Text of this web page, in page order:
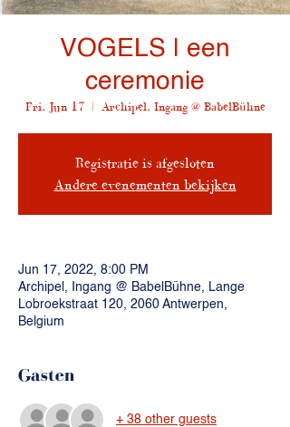
VOGELS | een
ceremonie
Fri, Jun 17 Archipel, Ingang @ BabelBühne
Registratie is afgesloten
Andere evenementen bekijken
Jun 17, 2022, 8:00 PM
Archipel, Ingang @ BabelBühne, Lange
Lobroekstraat 120, 2060 Antwerpen,
Belgium
Gasten
+ 38 other guests